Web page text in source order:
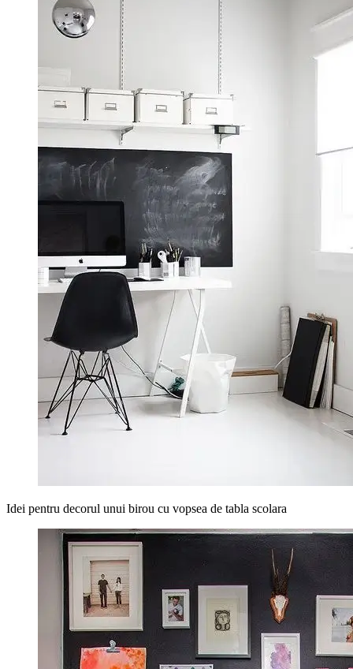
Idei pentru decorul unui birou cu vopsea de tabla scolara